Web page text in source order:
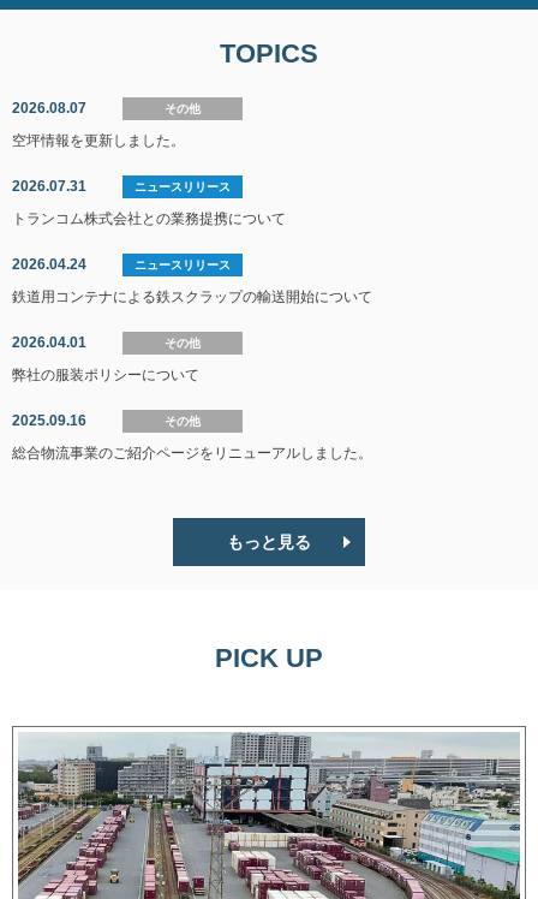
TOPICS
2026.08.07 その他
空坪情報を更新しました。
2026.07.31 ニュースリリース
トランコム株式会社との業務提携について
2026.04.24 ニュースリリース
鉄道用コンテナによる鉄スクラップの輸送開始について
2026.04.01 その他
弊社の服装ポリシーについて
2025.09.16 その他
総合物流事業のご紹介ページをリニューアルしました。
もっと見る
PICK UP